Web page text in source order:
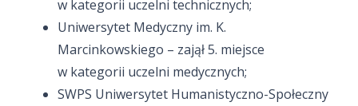
w kategorii uczelni technicznych;
Uniwersytet Medyczny im. K.
Marcinkowskiego – zajął 5. miejsce
w kategorii uczelni medycznych;
SWPS Uniwersytet Humanistyczno-Społeczny